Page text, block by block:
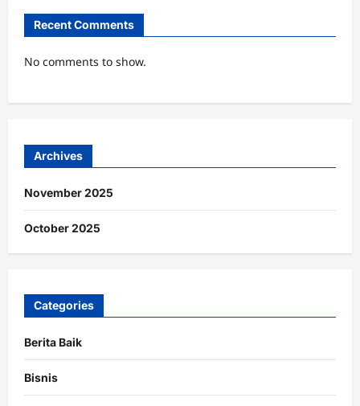
Recent Comments
No comments to show.
Archives
November 2025
October 2025
Categories
Berita Baik
Bisnis